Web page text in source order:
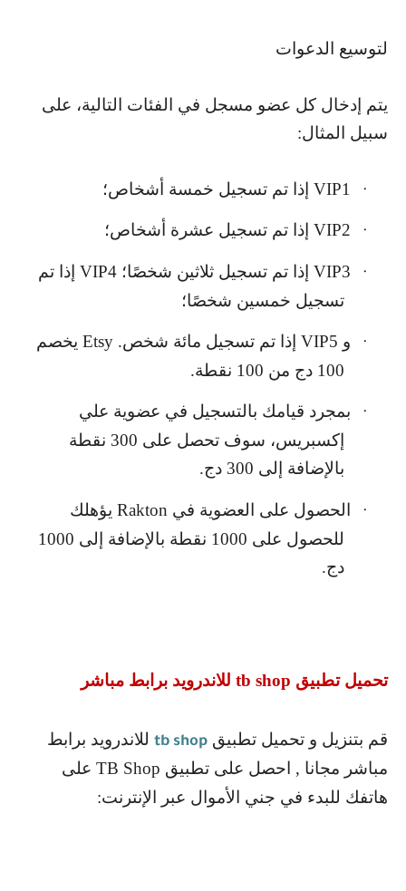
لتوسيع الدعوات
يتم إدخال كل عضو مسجل في الفئات التالية، على
سبيل المثال:
·
VIP1 إذا تم تسجيل خمسة أشخاص؛
·
VIP2 إذا تم تسجيل عشرة أشخاص؛
·
VIP3 إذا تم تسجيل ثلاثين شخصًا؛ VIP4 إذا تم
تسجيل خمسين شخصًا؛
· و VIP5 إذا تم تسجيل مائة شخص. Etsy يخصم
100 دج من 100 نقطة.
·
بمجرد قيامك بالتسجيل في عضوية علي
إكسبريس، سوف تحصل على 300 نقطة
بالإضافة إلى 300 دج.
· الحصول على العضوية في Rakton يؤهلك
للحصول على 1000 نقطة بالإضافة إلى 1000
دج.
تحميل تطبيق tb shop للاندرويد برابط مباشر
قم بتنزيل و تحميل تطبيق tb shop للاندرويد برابط
مباشر مجانا , احصل على تطبيق TB Shop على
هاتفك للبدء في جني الأموال عبر الإنترنت: